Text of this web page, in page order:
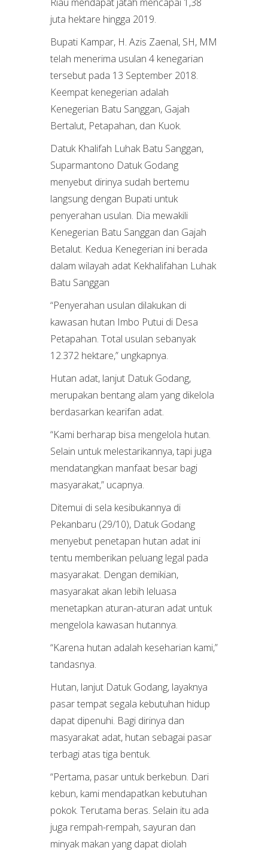
juta hektare hingga 2019.
Bupati Kampar, H. Azis Zaenal, SH, MM
telah menerima usulan 4 kenegarian
tersebut pada 13 September 2018.
Keempat kenegerian adalah
Kenegerian Batu Sanggan, Gajah
Bertalut, Petapahan, dan Kuok.
Datuk Khalifah Luhak Batu Sanggan,
Suparmantono Datuk Godang
menyebut dirinya sudah bertemu
langsung dengan Bupati untuk
penyerahan usulan. Dia mewakili
Kenegerian Batu Sanggan dan Gajah
Betalut. Kedua Kenegerian ini berada
dalam wilayah adat Kekhalifahan Luhak
Batu Sanggan
“Penyerahan usulan dilakukan di
kawasan hutan Imbo Putui di Desa
Petapahan. Total usulan sebanyak
12.372 hektare,” ungkapnya.
Hutan adat, lanjut Datuk Godang,
merupakan bentang alam yang dikelola
berdasarkan kearifan adat.
“Kami berharap bisa mengelola hutan.
Selain untuk melestarikannya, tapi juga
mendatangkan manfaat besar bagi
masyarakat,” ucapnya.
Ditemui di sela kesibukannya di
Pekanbaru (29/10), Datuk Godang
menyebut penetapan hutan adat ini
tentu memberikan peluang legal pada
masyarakat. Dengan demikian,
masyarakat akan lebih leluasa
menetapkan aturan-aturan adat untuk
mengelola kawasan hutannya.
“Karena hutan adalah keseharian kami,”
tandasnya.
Hutan, lanjut Datuk Godang, layaknya
pasar tempat segala kebutuhan hidup
dapat dipenuhi. Bagi dirinya dan
masyarakat adat, hutan sebagai pasar
terbagi atas tiga bentuk.
“Pertama, pasar untuk berkebun. Dari
kebun, kami mendapatkan kebutuhan
pokok. Terutama beras. Selain itu ada
juga rempah-rempah, sayuran dan
minyak makan yang dapat diolah